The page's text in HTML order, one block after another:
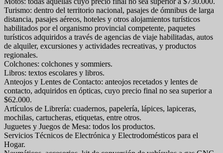
Turismo: dentro del territorio nacional, pasajes de ómnibus de larga
distancia, pasajes aéreos, hoteles y otros alojamientos turísticos
habilitados por el organismo provincial competente, paquetes
turísticos adquiridos a través de agencias de viaje habilitadas, autos
de alquiler, excursiones y actividades recreativas, y productos
regionales.
Colchones: colchones y sommiers.
Libros: textos escolares y libros.
Anteojos y Lentes de Contacto: anteojos recetados y lentes de
contacto, adquiridos en ópticas, cuyo precio final no sea superior a
$62.000.
Artículos de Librería: cuadernos, papelería, lápices, lapiceras,
mochilas, cartucheras, etiquetas, entre otros.
Juguetes y Juegos de Mesa: todos los productos.
Servicios Técnicos de Electrónica y Electrodomésticos para el
Hogar.